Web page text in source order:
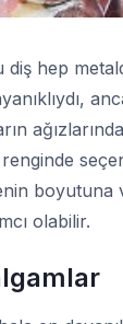
hep
boyutuna
olabilir.